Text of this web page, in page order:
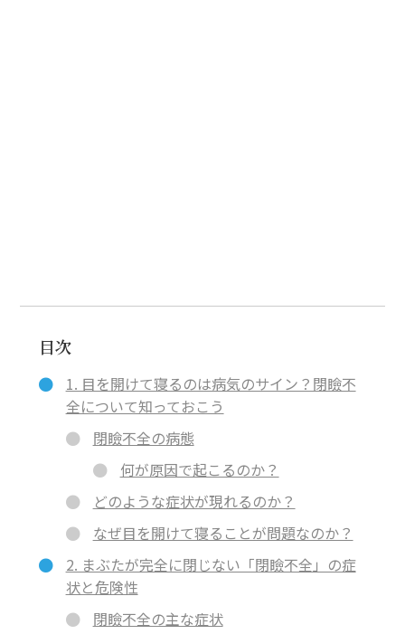
目次
1. 目を開けて寝るのは病気のサイン？閉瞼不
全について知っておこう
閉瞼不全の病態
何が原因で起こるのか？
どのような症状が現れるのか？
なぜ目を開けて寝ることが問題なのか？
2. まぶたが完全に閉じない「閉瞼不全」の症
状と危険性
閉瞼不全の主な症状